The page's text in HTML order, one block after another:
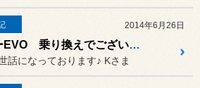
2014年6月26日
ランサーEVO 乗り換えでございます^^
話になっております♪ Kさま